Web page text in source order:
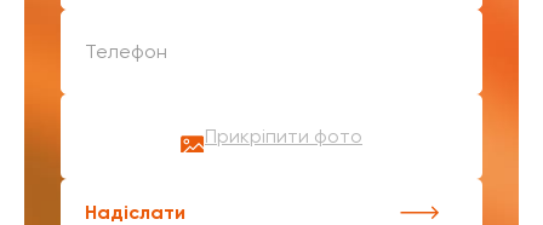
Прикріпити фото
Надіслати